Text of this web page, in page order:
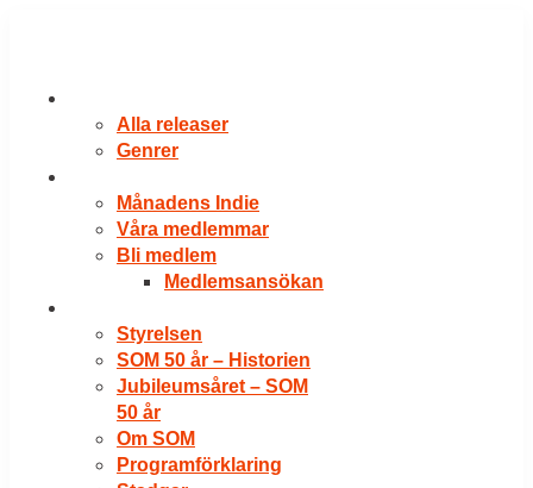
Alla releaser
Genrer
Månadens Indie
Våra medlemmar
Bli medlem
Medlemsansökan
Styrelsen
SOM 50 år – Historien
Jubileumsåret – SOM
50 år
Om SOM
Programförklaring